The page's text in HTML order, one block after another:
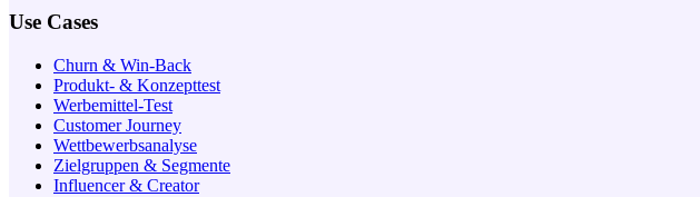
Use Cases
Churn & Win-Back
Produkt- & Konzepttest
Werbemittel-Test
Customer Journey
Wettbewerbsanalyse
Zielgruppen & Segmente
Influencer & Creator